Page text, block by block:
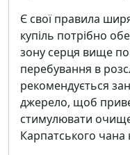
Є свої правила
купіль потрібно
зону серця вище
перебування в
рекомендується
джерело, щоб
стимулювати
Карпатського